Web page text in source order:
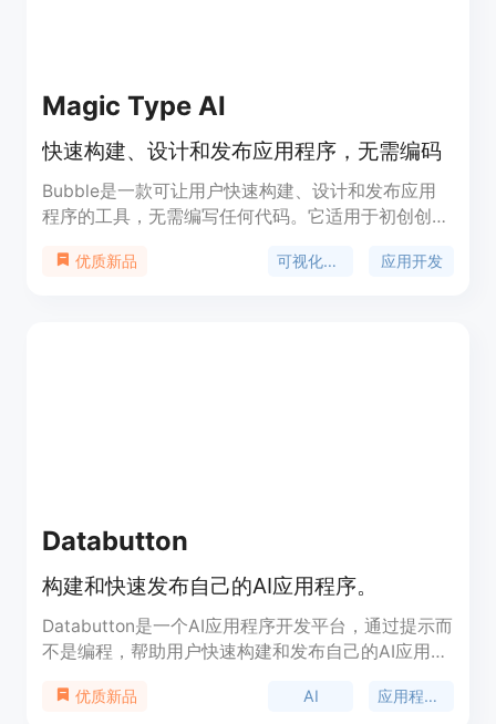
Magic Type AI
快速构建、设计和发布应用程序，无需编码
Bubble是一款可让用户快速构建、设计和发布应用
程序的工具，无需编写任何代码。它适用于初创创始
环境，让用户可以自定义应用的外观和功能，包括响
优质新品 可视化编程 应用开发
Databutton
构建和快速发布自己的AI应用程序。
Databutton是一个AI应用程序开发平台，通过提示而
不是编程，帮助用户快速构建和发布自己的AI应用程
编程经验有限或无经验的人也能在短时间内创建出令
优质新品 AI 应用程序开发